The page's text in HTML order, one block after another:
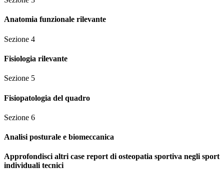
Anatomia funzionale rilevante
Sezione 4
Fisiologia rilevante
Sezione 5
Fisiopatologia del quadro
Sezione 6
Analisi posturale e biomeccanica
Approfondisci altri case report di osteopatia sportiva negli sport
individuali tecnici